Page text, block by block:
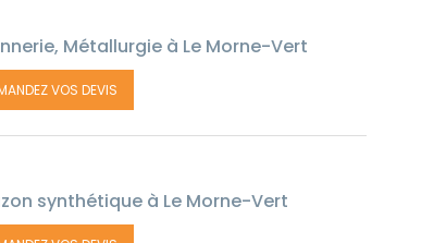
Métallurgie à Le Morne-Vert
VOS DEVIS
synthétique à Le Morne-Vert